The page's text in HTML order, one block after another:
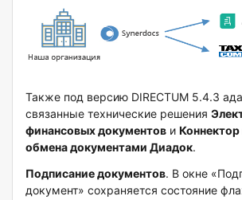
Также под версию DIRECTUM 5.4.3
связанные технические решения
финансовых документов и
обмена документами Диадок.
Подписание документов. В окне
документ» сохраняется состояние